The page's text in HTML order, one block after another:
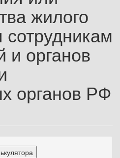
жилого
и органов
органов РФ